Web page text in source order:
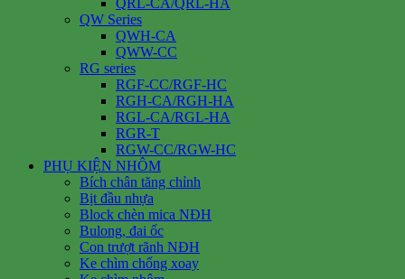
QW Series
QWH-CA
QWW-CC
RG series
RGF-CC/RGF-HC
RGH-CA/RGH-HA
RGL-CA/RGL-HA
RGR-T
RGW-CC/RGW-HC
PHỤ KIỆN NHÔM
Bích chân tăng chỉnh
Bịt đầu nhựa
Block chèn mica NĐH
Bulong, đai ốc
Con trượt rãnh NĐH
Ke chìm chống xoay